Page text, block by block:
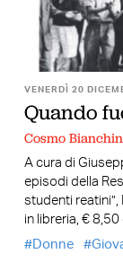
VENERDÌ 20
Quando
Cosmo
A cura di
episodi della
studenti
in libreria, € 8,50
Donne